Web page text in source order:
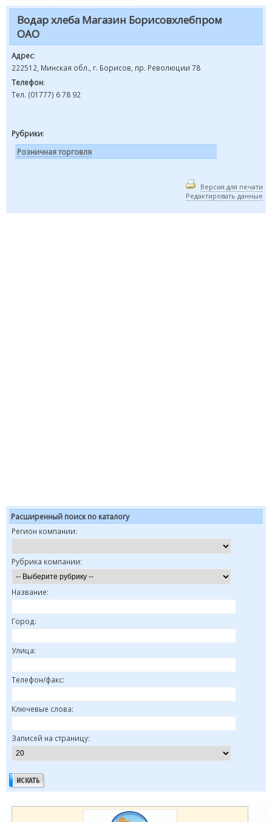
Водар хлеба Магазин Борисовхлебпром
ОАО
Адрес:
222512, Минская обл., г. Борисов, пр. Революции 78
Телефон:
Тел. (01777) 6 78 92
Рубрики:
Розничная торговля
Версия для печати
Редактировать данные
Расширенный поиск по каталогу
Регион компании:
Рубрика компании:
Название:
Город:
Улица:
Телефон/факс:
Ключевые слова:
Записей на страницу: